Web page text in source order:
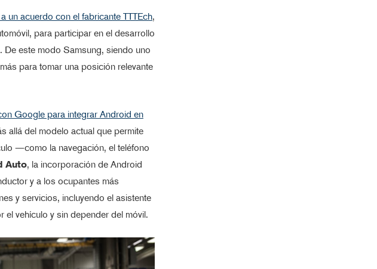
un acuerdo con el fabricante TTTEch,
para participar en el desarrollo
este modo Samsung, siendo uno
para tomar una posición relevante
Google para integrar Android en
allá del modelo actual que permite
—como la navegación, el teléfono
Auto, la incorporación de Android
y a los ocupantes más
y servicios, incluyendo el asistente
el vehículo y sin depender del móvil.